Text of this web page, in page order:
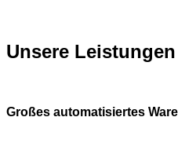
Unsere
Großes automatisiertes